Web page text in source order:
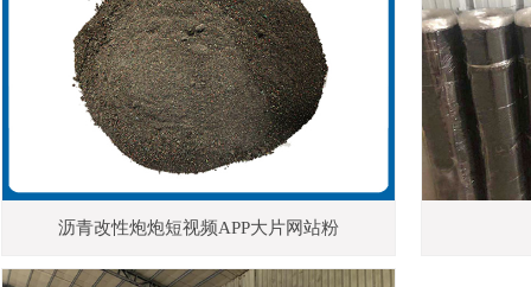
沥青改性炮炮短视频APP大片网站粉